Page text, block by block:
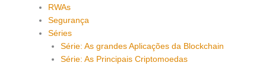
RWAs
Segurança
Séries
Série: As grandes Aplicações da Blockchain
Série: As Principais Criptomoedas